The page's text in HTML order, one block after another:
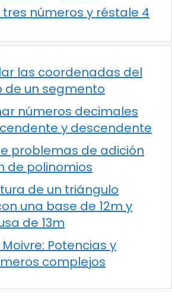
números y réstale 4
las coordenadas del
de un segmento
números decimales
y descendente
problemas de adición
de polinomios
de un triángulo
una base de 12m y
de 13m
Potencias y
complejos